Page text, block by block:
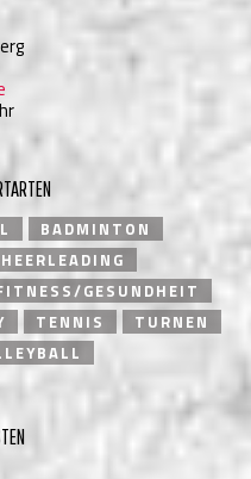
BADMINTON
GESUNDHEIT
TENNIS
TURNEN